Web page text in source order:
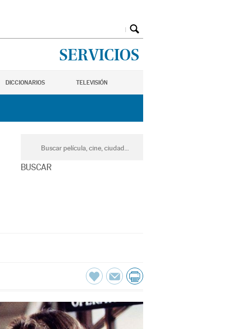
SERVICIOS
DICCIONARIOS TELEVISIÓN